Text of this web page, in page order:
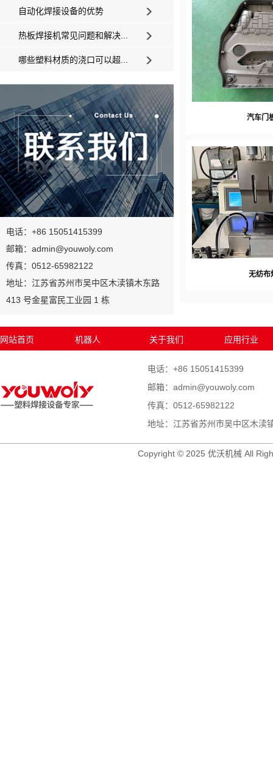
自动化焊接设备的优势
热板焊接机常见问题和解决...
哪些塑料材质的浇口可以超...
电话：+86 15051415399
邮箱：admin@youwoly.com
传真：0512-65982122
地址：江苏省苏州市吴中区木渎镇木东路
413 号金星富民工业园 1 栋
汽车门
无纺布
网站首页 机器人 关于我们 应用行业
电话：+86 15051415399
邮箱：admin@youwoly.com
传真：0512-65982122
地址：江苏省苏州市吴中区木渎
Copyright © 2025 优沃机械 All